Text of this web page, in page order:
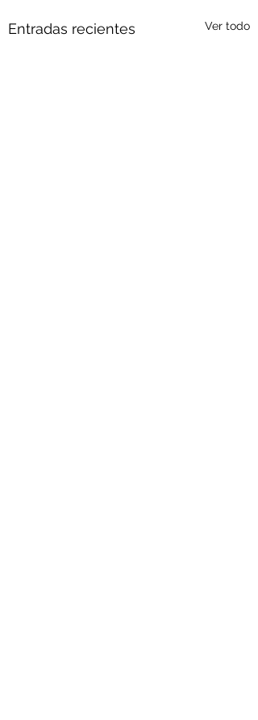
Entradas recientes Ver todo